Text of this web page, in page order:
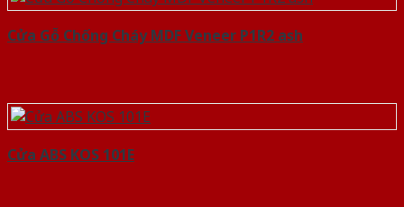
Cửa Gỗ Chống Cháy MDF Veneer P1R2 ash
Cửa ABS KOS 101E